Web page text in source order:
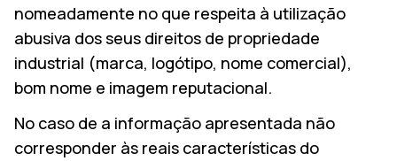
nomeadamente no que respeita à utilização
abusiva dos seus direitos de propriedade
industrial (marca, logótipo, nome comercial),
bom nome e imagem reputacional.
No caso de a informação apresentada não
corresponder às reais características do